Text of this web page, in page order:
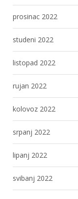
prosinac 2022
studeni 2022
listopad 2022
rujan 2022
kolovoz 2022
srpanj 2022
lipanj 2022
svibanj 2022